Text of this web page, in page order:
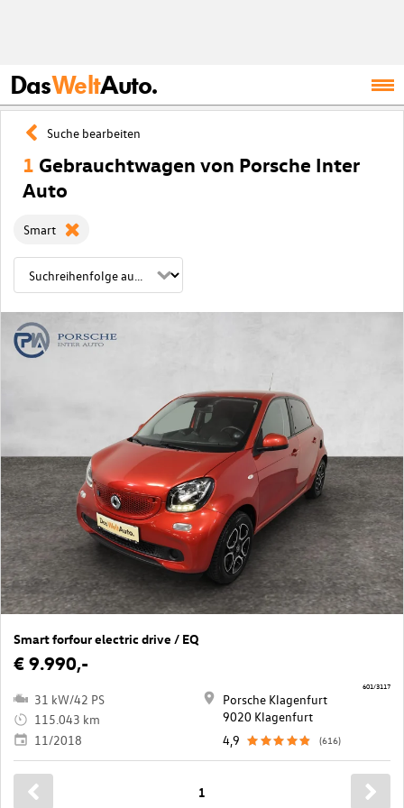
DasWeltAuto.
Suche bearbeiten
1 Gebrauchtwagen von Porsche Inter
Auto
Smart
Smart forfour electric drive / EQ
€ 9.990,-
31 kW/42 PS
115.043 km
11/2018
Porsche Klagenfurt
9020 Klagenfurt
4,9
(616)
601/3117
1